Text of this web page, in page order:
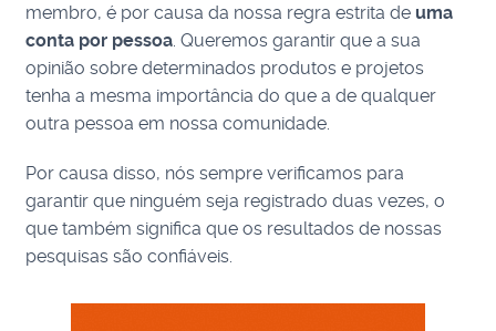
membro, é por causa da nossa regra estrita de uma
conta por pessoa. Queremos garantir que a sua
opinião sobre determinados produtos e projetos
tenha a mesma importância do que a de qualquer
outra pessoa em nossa comunidade.
Por causa disso, nós sempre verificamos para
garantir que ninguém seja registrado duas vezes, o
que também significa que os resultados de nossas
pesquisas são confiáveis.